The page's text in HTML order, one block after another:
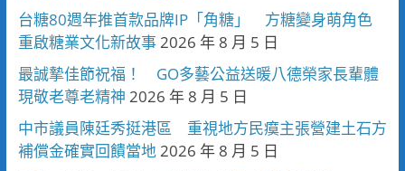
台糖80週年推首款品牌IP「角糖」 方糖變身萌角色
重啟糖業文化新故事2026 年 8 月 5 日
最誠摯佳節祝福！ GO多藝公益送暖八德榮家長輩體
現敬老尊老精神 2026 年 8 月 5 日
中市議員陳廷秀挺港區 重視地方民瘼主張營建土石方
補償金確實回饋當地2026 年 8 月 5 日